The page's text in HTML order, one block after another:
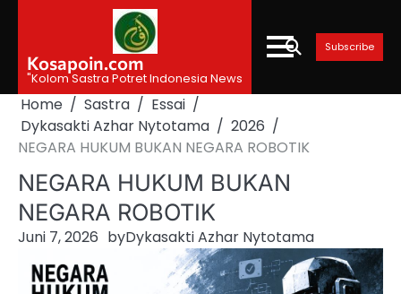
contentKosapoin.com
"Kolom Sastra Potret Indonesia News
Subscribe
Home Sastra
Essai
Dykasakti Azhar Nytotama
2026
NEGARA HUKUM BUKAN NEGARA ROBOTIK
NEGARA HUKUM BUKAN
NEGARA ROBOTIK
Juni 7, 2026 byDykasakti Azhar Nytotama